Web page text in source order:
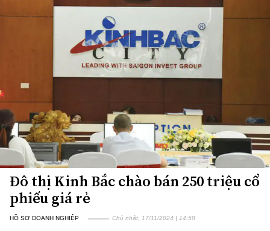
Đô thị Kinh Bắc chào bán 250 triệu cổ
phiếu giá rẻ
HỒ SƠ DOANH NGHIỆP Chủ nhật, 17/11/2024 | 14:58